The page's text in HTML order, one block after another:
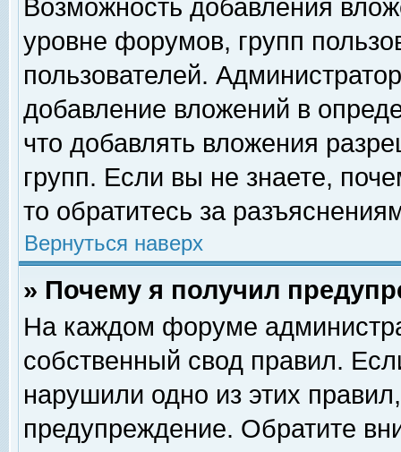
Возможность добавления
уровне форумов, групп
пользователей.
добавление вложений в
что добавлять вложения
групп. Если вы не знаете,
то обратитесь за
Вернуться наверх
» Почему я получил
На каждом форуме
собственный свод правил.
нарушили одно из этих
предупреждение. Обратите